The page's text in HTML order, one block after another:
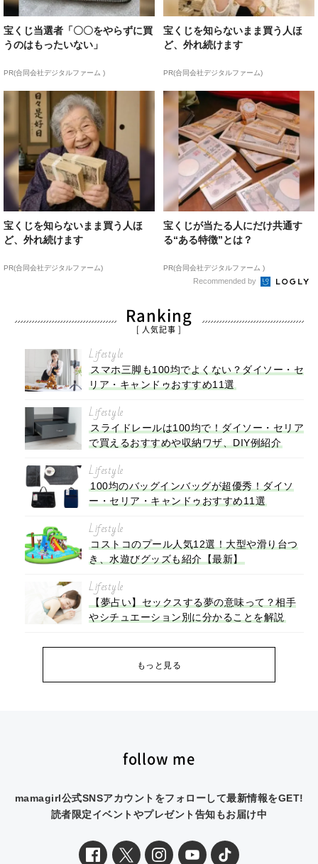
宝くじ当選者「〇〇をやらずに買
うのはもったいない」
PR(合同会社デジタルファーム )
宝くじを知らないまま買う人ほ
ど、外れ続けます
PR(合同会社デジタルファーム)
宝くじを知らないまま買う人ほ
ど、外れ続けます
PR(合同会社デジタルファーム)
宝くじが当たる人にだけ共通す
る“ある特徴”とは？
PR(合同会社デジタルファーム )
Recommended by
Ranking
[ 人気記事 ]
Lifestyle
スマホ三脚も100均でよくない？ダイソー・セ
リア・キャンドゥおすすめ11選
Lifestyle
スライドレールは100均で！ダイソー・セリア
で買えるおすすめや収納ワザ、DIY例紹介
Lifestyle
100均のバッグインバッグが超優秀！ダイソ
ー・セリア・キャンドゥおすすめ11選
Lifestyle
コストコのプール人気12選！大型や滑り台つ
き、水遊びグッズも紹介【最新】
Lifestyle
【夢占い】セックスする夢の意味って？相手
やシチュエーション別に分かることを解説
もっと見る
follow me
mamagirl公式SNSアカウントをフォローして最新情報をGET!
読者限定イベントやプレゼント告知もお届け中